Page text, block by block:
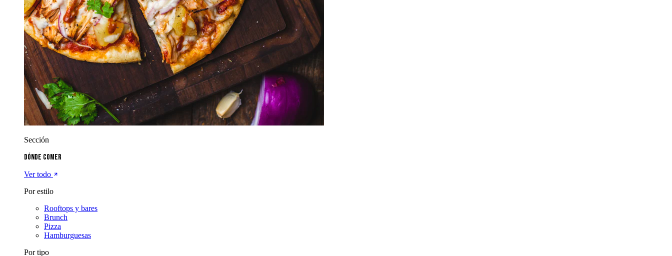
Sección
Dónde comer
Ver todo
Por estilo
Rooftops y bares
Brunch
Pizza
Hamburguesas
Por tipo